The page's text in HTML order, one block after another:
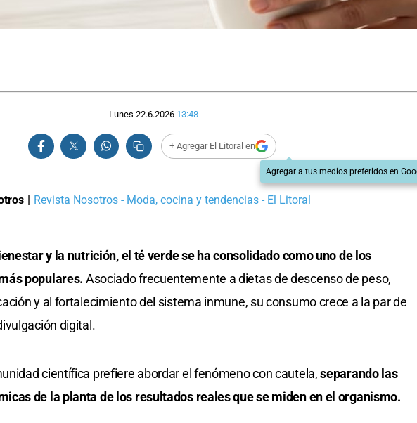
Lunes 22.6.2026 13:48
+ Agregar El Litoral en
Agregar a tus medios preferidos en
| Revista Nosotros - Moda, cocina y tendencias - El Litoral
y la nutrición, el té verde se ha consolidado como uno de los
populares. Asociado frecuentemente a dietas de descenso de peso,
y al fortalecimiento del sistema inmune, su consumo crece a la par de
digital.
científica prefiere abordar el fenómeno con cautela,separando las
de la planta de los resultados reales que se miden en el organismo.